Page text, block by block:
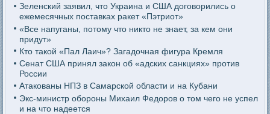
Зеленский заявил, что Украина и США договорились о
ежемесячных поставках ракет «Пэтриот»
«Все напуганы, потому что никто не знает, за кем они
придут»
Кто такой «Пал Лаич»? Загадочная фигура Кремля
Сенат США принял закон об «адских санкциях» против
России
Атакованы НПЗ в Самарской области и на Кубани
Экс-министр обороны Михаил Федоров о том чего не успел
и на что надеется